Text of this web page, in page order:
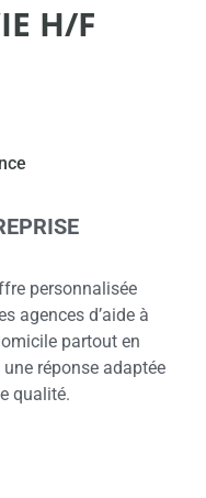
H/F
personnalisée
agences d’aide à
partout en
réponse adaptée
qualité.